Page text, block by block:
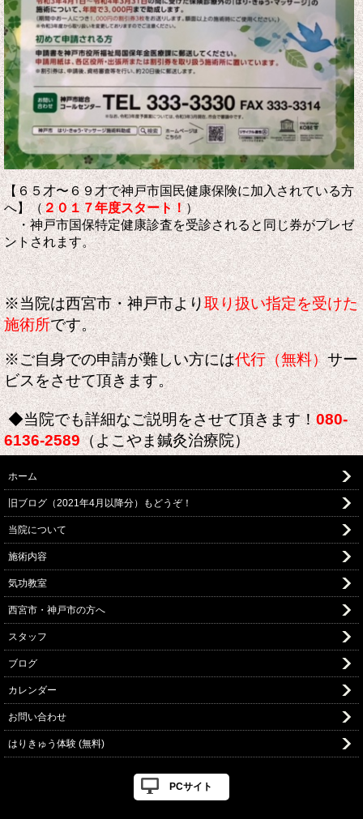
【６５才〜６９才で神戸市国民健康保険に加入されている方
へ】（２０１７年度スタート！）
・神戸市国保特定健康診査を受診されると同じ券がプレゼ
ントされます。
※当院は西宮市・神戸市より取り扱い指定を受けた
施術所です。
※ご自身での申請が難しい方には代行（無料）サー
ビスをさせて頂きます。
◆当院でも詳細なご説明をさせて頂きます！080-
6136-2589（よこやま鍼灸治療院）
ホーム
旧ブログ（2021年4月以降分）もどうぞ！
当院について
施術内容
気功教室
西宮市・神戸市の方へ
スタッフ
ブログ
カレンダー
お問い合わせ
はりきゅう体験 (無料)
PCサイト